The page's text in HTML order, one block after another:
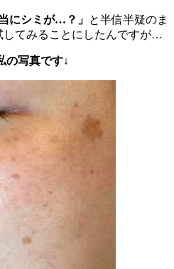
にシミが…？」 と半信半疑のま
してみることにしたんですが…
の写真です↓